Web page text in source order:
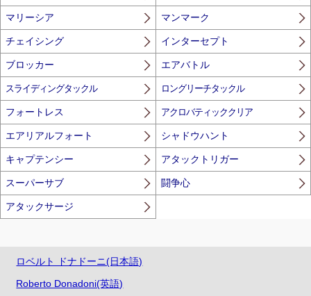
マリーシア マンマーク
チェイシング インターセプト
ブロッカー エアバトル
スライディングタックル ロングリーチタックル
フォートレス アクロバティッククリア
エアリアルフォート シャドウハント
キャプテンシー アタックトリガー
スーパーサブ 闘争心
アタックサージ
ロベルト ドナドーニ(日本語)
Roberto Donadoni(英語)